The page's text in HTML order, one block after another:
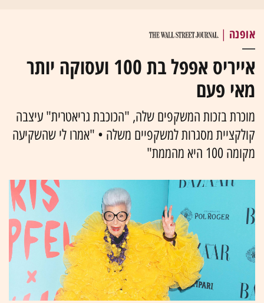
אופנה |
אייריס אפפל בת 100 ועסוקה יותר
מאי פעם
מוכרת בזכות המשקפים שלה, "הכוכבת גריאטרית" עיצבה
קולקציית מסגרות למשקפיים משלה • "אמרו לי שהשקיעה
מקומה 100 היא מהממת"